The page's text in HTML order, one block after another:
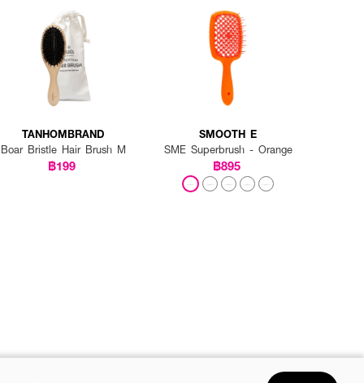
TANHOMBRAND
Boar Bristle Hair Brush M
฿199
SMOOTH E
SME Superbrush - Orange
฿895